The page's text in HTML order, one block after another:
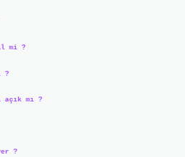
mi ?
?
mı ?
?